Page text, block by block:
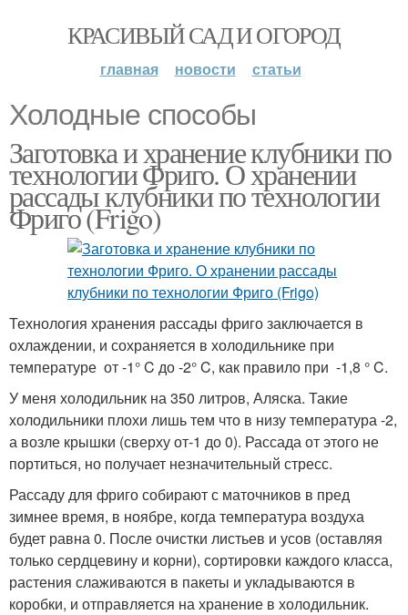
КРАСИВЫЙ САД И ОГОРОД
главная новости статьи
Холодные способы
Заготовка и хранение клубники по
технологии Фриго. О хранении
рассады клубники по технологии
Фриго (Frigo)
Технология хранения рассады фриго заключается в
охлаждении, и сохраняется в холодильнике при
температуре от -1° C до -2° C, как правило при -1,8 ° C.
У меня холодильник на 350 литров, Аляска. Такие
холодильники плохи лишь тем что в низу температура -2,
а возле крышки (сверху от-1 до 0). Рассада от этого не
портиться, но получает незначительный стресс.
Рассаду для фриго собирают с маточников в пред
зимнее время, в ноябре, когда температура воздуха
будет равна 0. После очистки листьев и усов (оставляя
только сердцевину и корни), сортировки каждого класса,
растения слаживаются в пакеты и укладываются в
коробки, и отправляется на хранение в холодильник.